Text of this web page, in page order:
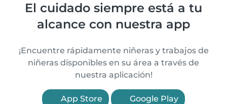
El cuidado siempre está a tu
alcance con nuestra app
¡Encuentre rápidamente niñeras y trabajos de
niñeras disponibles en su área a través de
nuestra aplicación!
App Store Google Play